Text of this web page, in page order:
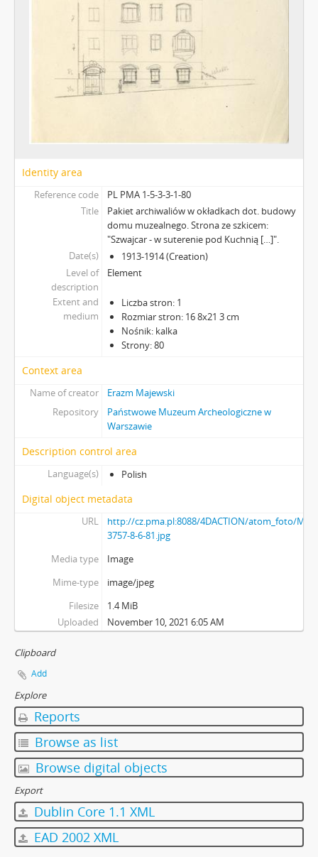
Identity area
Reference code
PL PMA 1-5-3-3-1-80
Title
Pakiet archiwaliów w okładkach dot. budowy
domu muzealnego. Strona ze szkicem:
"Szwajcar - w suterenie pod Kuchnią […]".
Date(s)
1913-1914 (Creation)
Level of
description
Element
Extent and
medium
Liczba stron: 1
Rozmiar stron: 16 8x21 3 cm
Nośnik: kalka
Strony: 80
Context area
Name of creator
Erazm Majewski
Repository
Państwowe Muzeum Archeologiczne w
Warszawie
Description control area
Language(s) Polish
Digital object metadata
URL
http://cz.pma.pl:8088/4DACTION/atom_foto/MAJ-
3757-8-6-81.jpg
Media type
Image
Mime-type
image/jpeg
Filesize
1.4 MiB
Uploaded
November 10, 2021 6:05 AM
Clipboard
Add
Explore
Reports
Browse as list
Browse digital objects
Export
Dublin Core 1.1 XML
EAD 2002 XML